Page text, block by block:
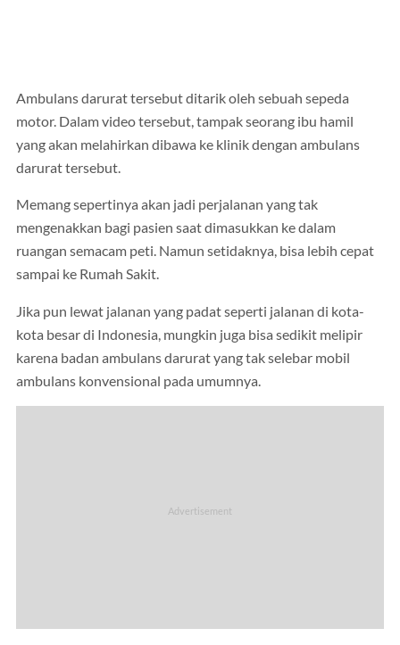
Ambulans darurat tersebut ditarik oleh sebuah sepeda
motor. Dalam video tersebut, tampak seorang ibu hamil
yang akan melahirkan dibawa ke klinik dengan ambulans
darurat tersebut.
Memang sepertinya akan jadi perjalanan yang tak
mengenakkan bagi pasien saat dimasukkan ke dalam
ruangan semacam peti. Namun setidaknya, bisa lebih cepat
sampai ke Rumah Sakit.
Jika pun lewat jalanan yang padat seperti jalanan di kota-
kota besar di Indonesia, mungkin juga bisa sedikit melipir
karena badan ambulans darurat yang tak selebar mobil
ambulans konvensional pada umumnya.